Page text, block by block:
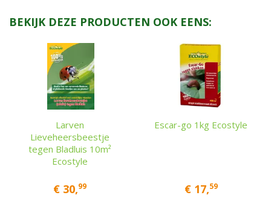
BEKIJK DEZE PRODUCTEN OOK EENS:
Larven
Lieveheersbeestje
tegen Bladluis 10m²
Ecostyle
€ 30,99
Escar-go 1kg Ecostyle
€ 17,59